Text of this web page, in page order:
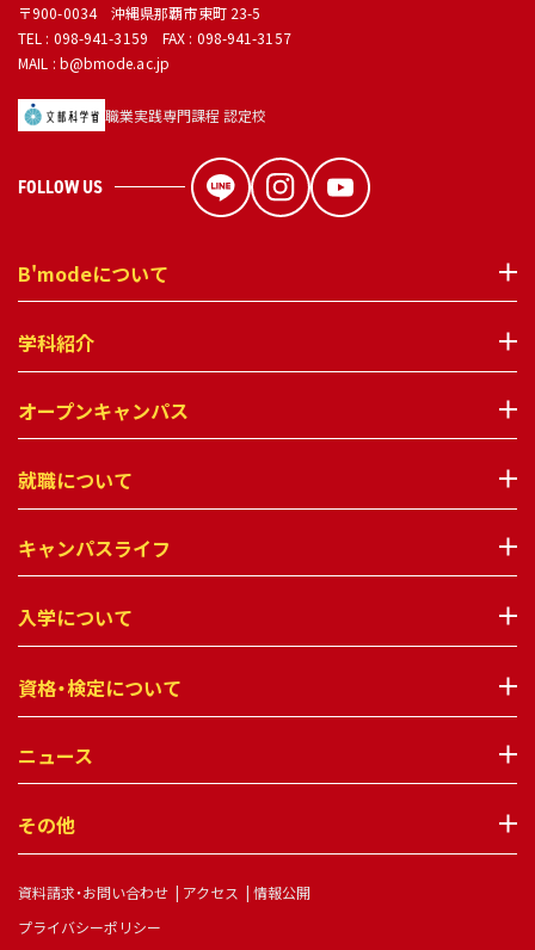
〒900-0034 沖縄県那覇市東町 23-5
TEL : 098-941-3159 FAX : 098-941-3157
MAIL : b@bmode.ac.jp
職業実践専門課程 認定校
FOLLOW US
B'modeについて
学科紹介
オープンキャンパス
就職について
キャンパスライフ
入学について
資格・検定について
ニュース
その他
資料請求・お問い合わせ アクセス
情報公開
プライバシーポリシー